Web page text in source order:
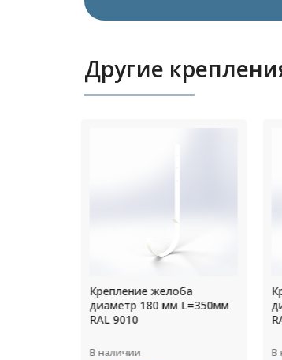
Другие
Крепление желоба
диаметр 150 мм L=350мм
RAL 6002
В наличии